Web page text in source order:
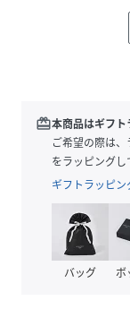
素材
サイズ
クリーニング
redeem本商品はギフト
ご希望の際は
をラッピングし
ギフトラッピ
バッグ ボ